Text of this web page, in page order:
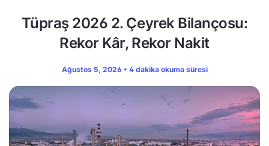
Tüpraş 2026 2. Çeyrek Bilançosu:
Rekor Kâr, Rekor Nakit
Ağustos 5, 2026 • 4 dakika okuma süresi